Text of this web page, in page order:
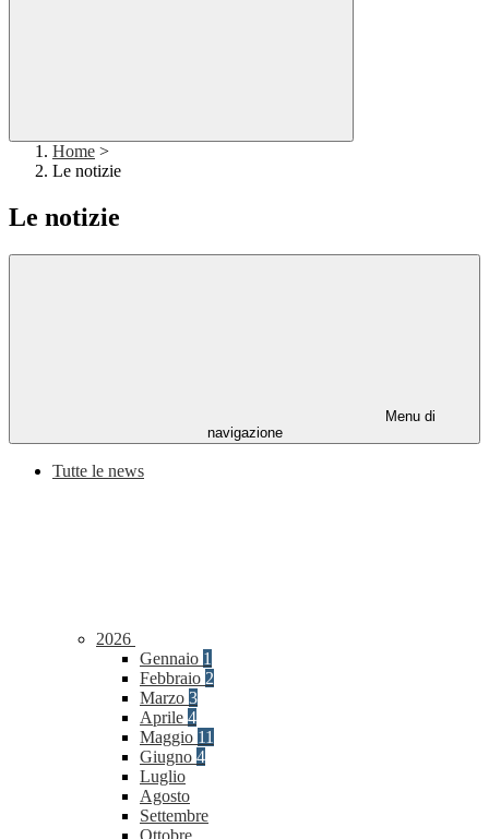
Home >
Le notizie
Le notizie
Menu di
navigazione
Tutte le news
2026
Gennaio 1
Febbraio 2
Marzo 3
Aprile 4
Maggio 11
Giugno 4
Luglio
Agosto
Settembre